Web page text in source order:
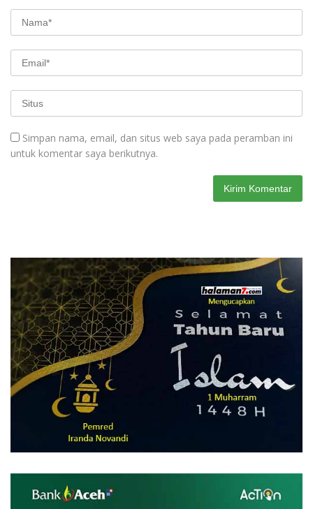
Simpan nama, email, dan situs web saya pada peramban ini
untuk komentar saya berikutnya.